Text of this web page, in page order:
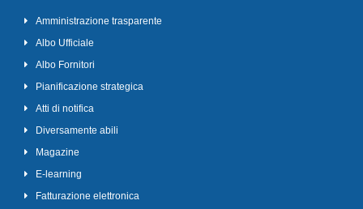
Amministrazione trasparente
Albo Ufficiale
Albo Fornitori
Pianificazione strategica
Atti di notifica
Diversamente abili
Magazine
E-learning
Fatturazione elettronica